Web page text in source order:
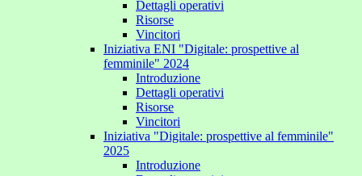
Dettagli operativi
Risorse
Vincitori
Iniziativa ENI "Digitale: prospettive al
femminile" 2024
Introduzione
Dettagli operativi
Risorse
Vincitori
Iniziativa "Digitale: prospettive al femminile"
2025
Introduzione